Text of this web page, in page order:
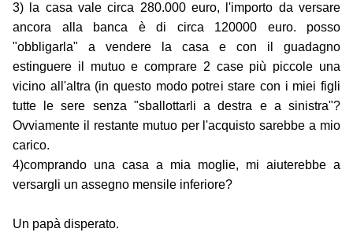
3) la casa vale circa 280.000 euro, l'importo da versare
ancora alla banca è di circa 120000 euro. posso
"obbligarla" a vendere la casa e con il guadagno
estinguere il mutuo e comprare 2 case più piccole una
vicino all'altra (in questo modo potrei stare con i miei figli
tutte le sere senza "sballottarli a destra e a sinistra"?
Ovviamente il restante mutuo per l'acquisto sarebbe a mio
carico.
4)comprando una casa a mia moglie, mi aiuterebbe a
versargli un assegno mensile inferiore?
Un papà disperato.